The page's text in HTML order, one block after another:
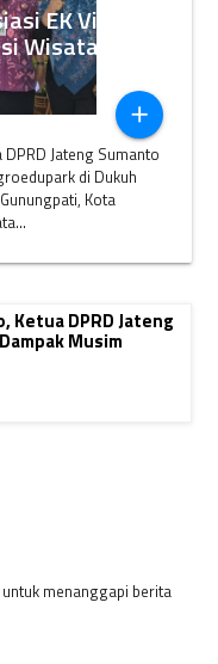
EK View
Wisata
add
Jateng Sumanto
di Dukuh
Kota
Ketua DPRD Jateng
Musim
menanggapi berita